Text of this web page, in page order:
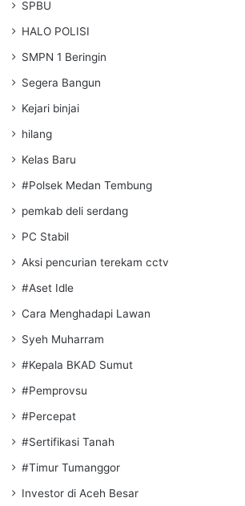
SPBU
HALO POLISI
SMPN 1 Beringin
Segera Bangun
Kejari binjai
hilang
Kelas Baru
#Polsek Medan Tembung
pemkab deli serdang
PC Stabil
Aksi pencurian terekam cctv
#Aset Idle
Cara Menghadapi Lawan
Syeh Muharram
#Kepala BKAD Sumut
#Pemprovsu
#Percepat
#Sertifikasi Tanah
#Timur Tumanggor
Investor di Aceh Besar